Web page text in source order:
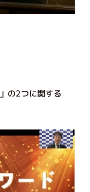
の2つに関する